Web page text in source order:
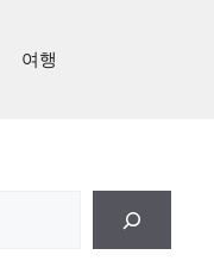
여행